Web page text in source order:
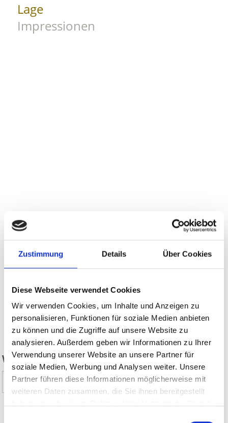
Zustimmung Details Über Cookies
Diese Webseite verwendet Cookies
Wir verwenden Cookies, um Inhalte und Anzeigen zu
personalisieren, Funktionen für soziale Medien anbieten
zu können und die Zugriffe auf unsere Website zu
analysieren. Außerdem geben wir Informationen zu Ihrer
Verwendung unserer Website an unsere Partner für
soziale Medien, Werbung und Analysen weiter. Unsere
Partner führen diese Informationen möglicherweise mit
weiteren Daten zusammen, die Sie ihnen bereitgestellt
Lage
Impressionen
WAR DER INHALT FÜR SIE HILFREICH?
Ja
Nein